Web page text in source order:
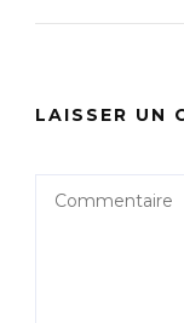
LAISSER UN